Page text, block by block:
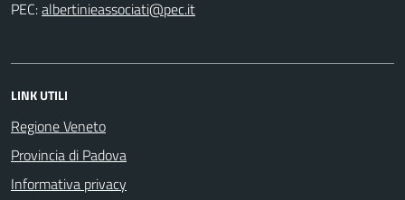
PEC:
LINK UTILI
Regione Veneto
Provincia di Padova
Informativa privacy